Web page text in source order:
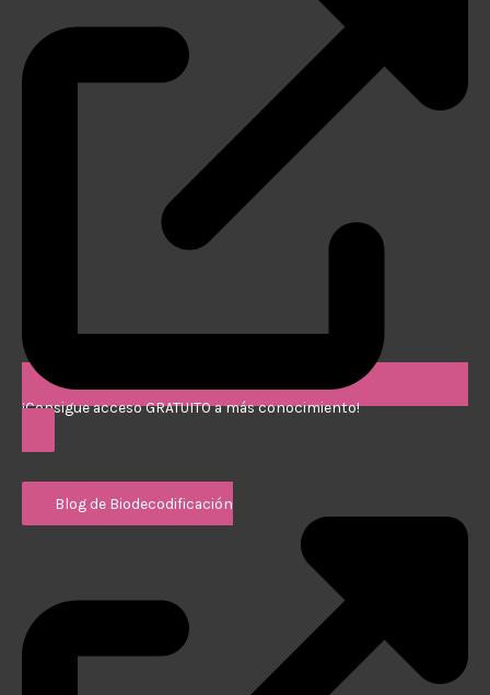
¡Consigue acceso GRATUITO a más conocimiento!
Blog de Biodecodificación